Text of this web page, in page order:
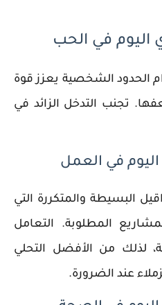
اليوم في الحب
الحدود الشخصية يعزز قوة
تجنب التدخل الزائد في
في العمل
البسيطة والمتكررة التي
المطلوبة. التعامل
لذلك من الأفضل التحلي
عند الضرورة.